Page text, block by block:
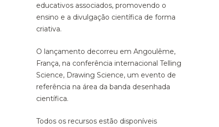
educativos associados, promovendo o
ensino e a divulgação científica de forma
criativa.
O lançamento decorreu em Angoulême,
França, na conferência internacional Telling
Science, Drawing Science, um evento de
referência na área da banda desenhada
científica.
Todos os recursos estão disponíveis